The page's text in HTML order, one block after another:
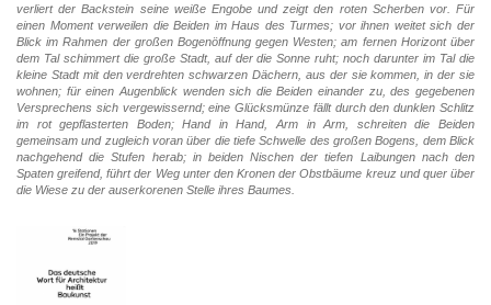
verliert der Backstein seine weiße Engobe und zeigt den roten Scherben vor. Für
einen Moment verweilen die Beiden im Haus des Turmes; vor ihnen weitet sich der
Blick im Rahmen der großen Bogenöffnung gegen Westen; am fernen Horizont über
dem Tal schimmert die große Stadt, auf der die Sonne ruht; noch darunter im Tal die
kleine Stadt mit den verdrehten schwarzen Dächern, aus der sie kommen, in der sie
wohnen; für einen Augenblick wenden sich die Beiden einander zu, des gegebenen
Versprechens sich vergewissernd; eine Glücksmünze fällt durch den dunklen Schlitz
im rot gepflasterten Boden; Hand in Hand, Arm in Arm, schreiten die Beiden
gemeinsam und zugleich voran über die tiefe Schwelle des großen Bogens, dem Blick
nachgehend die Stufen herab; in beiden Nischen der tiefen Laibungen nach den
Spaten greifend, führt der Weg unter den Kronen der Obstbäume kreuz und quer über
die Wiese zu der auserkorenen Stelle ihres Baumes.